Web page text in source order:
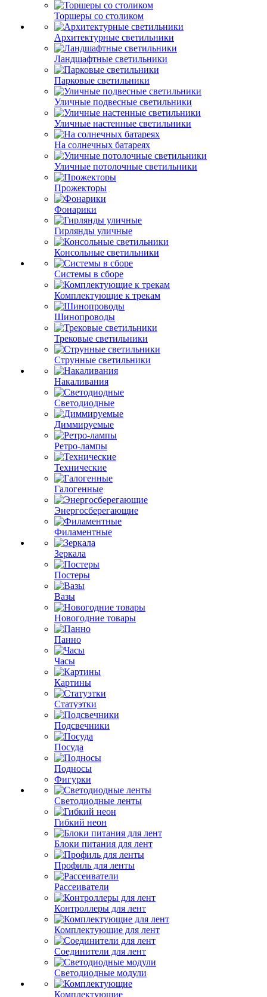
Торшеры со столиком
Архитектурные светильники
Ландшафтные светильники
Парковые светильники
Уличные подвесные светильники
Уличные настенные светильники
На солнечных батареях
Уличные потолочные светильники
Прожекторы
Фонарики
Гирлянды уличные
Консольные светильники
Системы в сборе
Комплектующие к трекам
Шинопроводы
Трековые светильники
Струнные светильники
Накаливания
Светодиодные
Диммируемые
Ретро-лампы
Технические
Галогенные
Энергосберегающие
Филаментные
Зеркала
Постеры
Вазы
Новогодние товары
Панно
Часы
Картины
Статуэтки
Подсвечники
Посуда
Подносы
Фигурки
Светодиодные ленты
Гибкий неон
Блоки питания для лент
Профиль для ленты
Рассеиватели
Контроллеры для лент
Комплектующие для лент
Соединители для лент
Светодиодные модули
Комплектующие